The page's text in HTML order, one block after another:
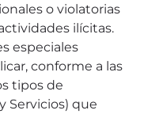
o violatorias
ilícitas.
especiales
conforme a las
tipos de
Servicios) que